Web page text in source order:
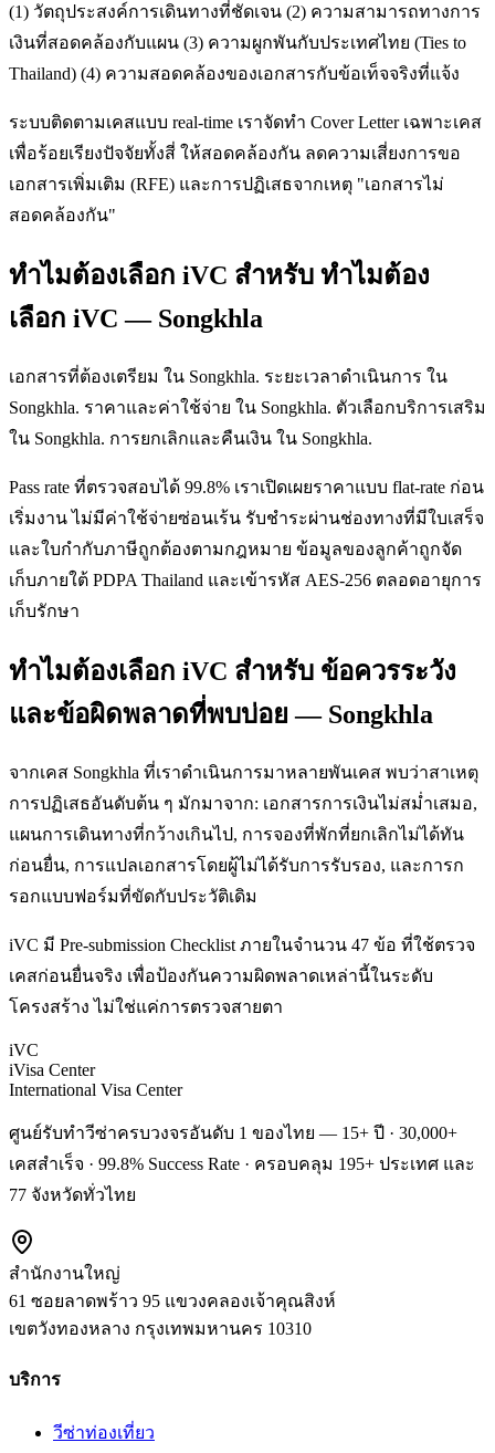
(1) วัตถุประสงค์การเดินทางที่ชัดเจน (2) ความสามารถทางการ
เงินที่สอดคล้องกับแผน (3) ความผูกพันกับประเทศไทย (Ties to
Thailand) (4) ความสอดคล้องของเอกสารกับข้อเท็จจริงที่แจ้ง
ระบบติดตามเคสแบบ real-time เราจัดทำ Cover Letter เฉพาะเคส
เพื่อร้อยเรียงปัจจัยทั้งสี่ ให้สอดคล้องกัน ลดความเสี่ยงการขอ
เอกสารเพิ่มเติม (RFE) และการปฏิเสธจากเหตุ "เอกสารไม่
สอดคล้องกัน"
ทำไมต้องเลือก iVC สำหรับ ทำไมต้อง
เลือก iVC — Songkhla
เอกสารที่ต้องเตรียม ใน Songkhla. ระยะเวลาดำเนินการ ใน
Songkhla. ราคาและค่าใช้จ่าย ใน Songkhla. ตัวเลือกบริการเสริม
ใน Songkhla. การยกเลิกและคืนเงิน ใน Songkhla.
Pass rate ที่ตรวจสอบได้ 99.8% เราเปิดเผยราคาแบบ flat-rate ก่อน
เริ่มงาน ไม่มีค่าใช้จ่ายซ่อนเร้น รับชำระผ่านช่องทางที่มีใบเสร็จ
และใบกำกับภาษีถูกต้องตามกฎหมาย ข้อมูลของลูกค้าถูกจัด
เก็บภายใต้ PDPA Thailand และเข้ารหัส AES-256 ตลอดอายุการ
เก็บรักษา
ทำไมต้องเลือก iVC สำหรับ ข้อควรระวัง
และข้อผิดพลาดที่พบบ่อย — Songkhla
จากเคส Songkhla ที่เราดำเนินการมาหลายพันเคส พบว่าสาเหตุ
การปฏิเสธอันดับต้น ๆ มักมาจาก: เอกสารการเงินไม่สม่ำเสมอ,
แผนการเดินทางที่กว้างเกินไป, การจองที่พักที่ยกเลิกไม่ได้ทัน
ก่อนยื่น, การแปลเอกสารโดยผู้ไม่ได้รับการรับรอง, และการก
รอกแบบฟอร์มที่ขัดกับประวัติเดิม
iVC มี Pre-submission Checklist ภายในจำนวน 47 ข้อ ที่ใช้ตรวจ
เคสก่อนยื่นจริง เพื่อป้องกันความผิดพลาดเหล่านี้ในระดับ
โครงสร้าง ไม่ใช่แค่การตรวจสายตา
iVC
iVisa Center
International Visa Center
ศูนย์รับทำวีซ่าครบวงจรอันดับ 1 ของไทย — 15+ ปี · 30,000+
เคสสำเร็จ · 99.8% Success Rate · ครอบคลุม 195+ ประเทศ และ
77 จังหวัดทั่วไทย
สำนักงานใหญ่
61 ซอยลาดพร้าว 95 แขวงคลองเจ้าคุณสิงห์
เขตวังทองหลาง กรุงเทพมหานคร 10310
บริการ
วีซ่าท่องเที่ยว